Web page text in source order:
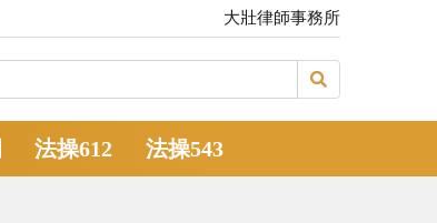
大壯律師事務所
法操612 法操543